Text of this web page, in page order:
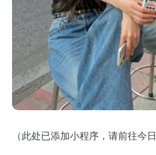
（此处已添加小程序，请前往今日